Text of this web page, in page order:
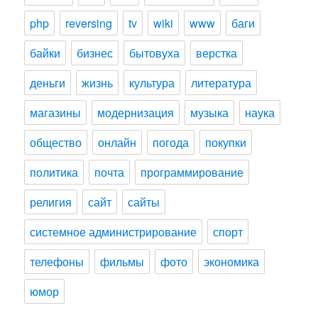
php
reversing tv wiki www
баги
байки
бизнес бытовуха
верстка
деньги
жизнь культура
литература
магазины
модернизация музыка
наука
общество
онлайн погода
покупки
политика
почта
программирование
религия
сайт
сайты
системное администрирование
спорт
телефоны
фильмы фото
экономика
юмор